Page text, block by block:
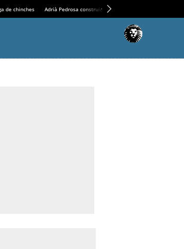
de chinches Adrià Pedrosa construirá la nueva residencia en el